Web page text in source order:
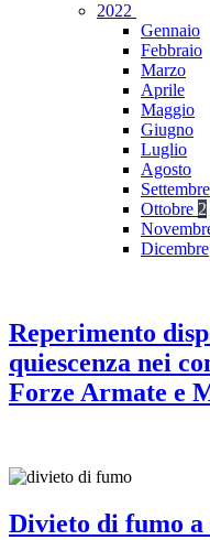
2022
Gennaio
Febbraio
Marzo
Aprile
Maggio
Giugno
Luglio
Agosto
Settembre
Ottobre 2
Dicembre
Reperimento
quiescenza nei
Forze Armate e
Divieto di fumo a